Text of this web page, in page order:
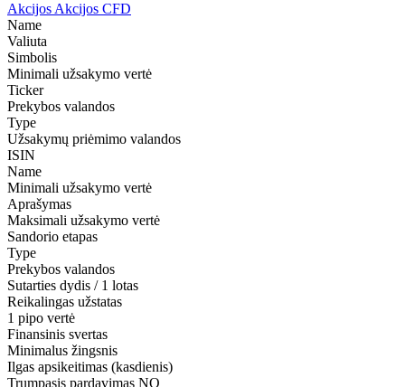
Akcijos Akcijos CFD
Name
Valiuta
Simbolis
Minimali užsakymo vertė
Ticker
Prekybos valandos
Type
Užsakymų priėmimo valandos
ISIN
Name
Minimali užsakymo vertė
Aprašymas
Maksimali užsakymo vertė
Sandorio etapas
Type
Prekybos valandos
Sutarties dydis / 1 lotas
Reikalingas užstatas
1 pipo vertė
Finansinis svertas
Minimalus žingsnis
Ilgas apsikeitimas (kasdienis)
Trumpasis pardavimas NO